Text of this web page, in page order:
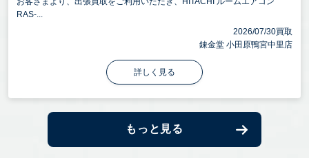
RAS-...
2026/07/30買取
錬金堂 小田原鴨宮中里店
詳しく見る
もっと見る